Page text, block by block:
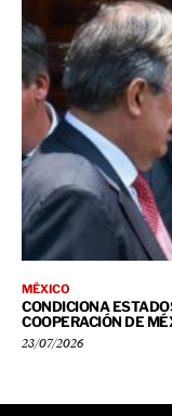
MÉXICO
CONDICIONA
COOPERACIÓN DE
23/07/2026